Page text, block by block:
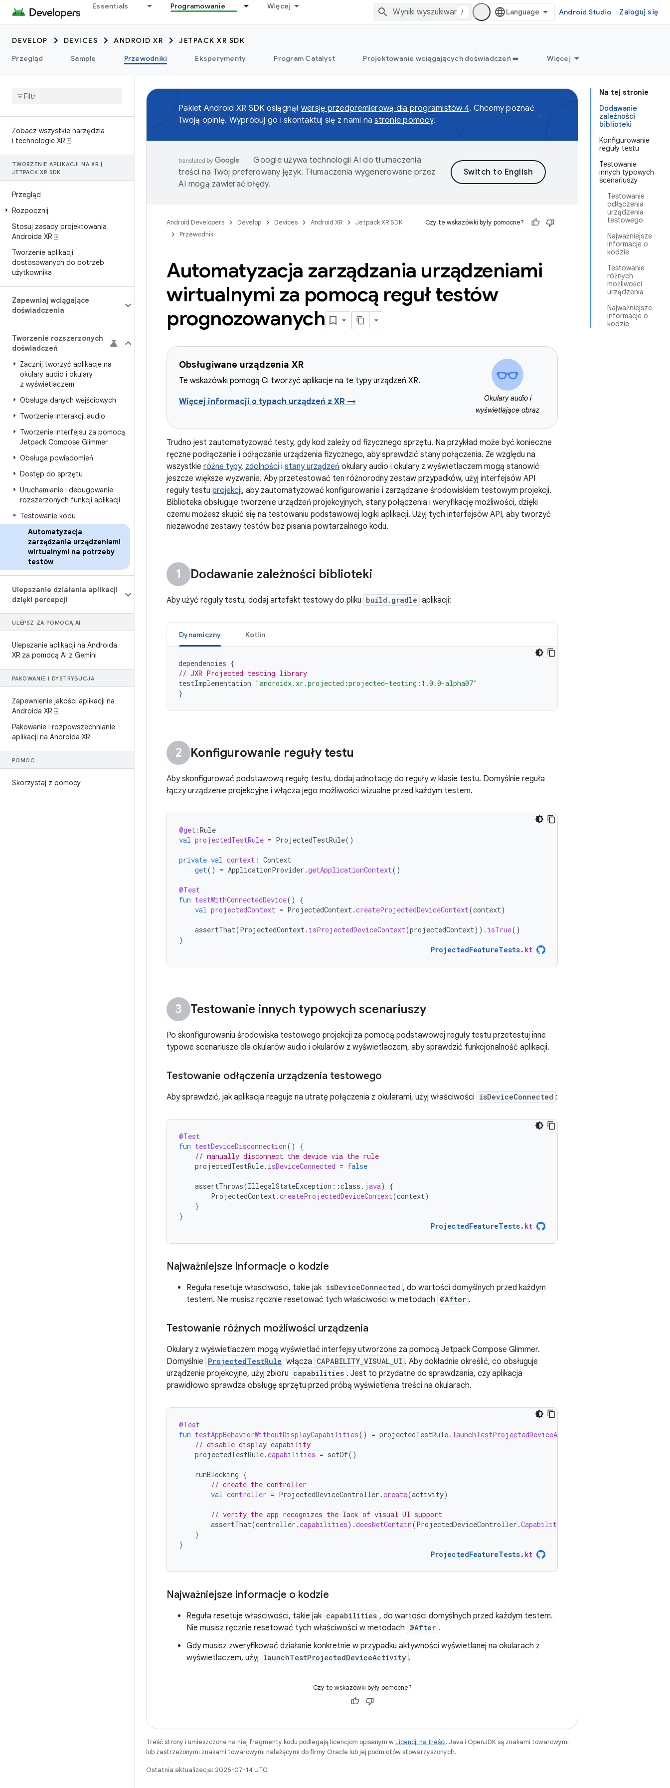
Essentials Programowanie Więcej
/ Android Studio Zaloguj się
DEVELOP DEVICES ANDROID XR
JETPACK XR SDK
Przegląd
Sample Przewodniki Eksperymenty Program Catalyst Projektowanie wciągających doświadczeń ➡️ Więcej
Zobacz wszystkie narzędzia
i technologie XR ⍐
TWORZENIE APLIKACJI NA XR
JETPACK XR SDK
Przegląd
Rozpocznij
Stosuj zasady projektowania
Androida XR ⍈
Tworzenie aplikacji
dostosowanych do potrzeb
użytkownika
Zapewniaj wciągające
doświadczenia
Tworzenie rozszerzonych
doświadczeń
Zacznij tworzyć aplikacje na
okulary audio i okulary
z wyświetlaczem
Obsługa danych wejściowych
Tworzenie interakcji audio
Tworzenie interfejsu za pomocą
Jetpack Compose Glimmer
Obsługa powiadomień
Dostęp do sprzętu
Uruchamianie i debugowanie
rozszerzonych funkcji aplikacji
Testowanie kodu
Automatyzacja
zarządzania urządzeniami
wirtualnymi na potrzeby
testów
Ulepszanie działania aplikacji
dzięki percepcji
ULEPSZ ZA POMOCĄ AI
Ulepszanie aplikacji na Androida
XR za pomocą AI z Gemini
PAKOWANIE I DYSTRYBUCJA
Zapewnienie jakości aplikacji na
Androida XR ⍈
Pakowanie i rozpowszechnianie
aplikacji na Androida XR
POMOC
Skorzystaj z pomocy
Na tej stronie
Dodawanie
zależności
biblioteki
Konfigurowanie
reguły testu
Testowanie
innych typowych
scenariuszy
Testowanie
odłączenia
urządzenia
testowego
Najważniejsze
informacje o
kodzie
Testowanie
różnych
możliwości
urządzenia
Najważniejsze
informacje o
kodzie
Pakiet Android XR SDK osiągnął wersję przedpremierową dla programistów 4. Chcemy poznać
Twoją opinię. Wypróbuj go i skontaktuj się z nami nastronie pomocy.
Google używa technologii AI do tłumaczenia
treści na Twój preferowany język. Tłumaczenia wygenerowane przez
AI mogą zawierać błędy.
Android Developers Develop Devices Android XR
Jetpack XR SDK
Przewodniki
Czy te wskazówki były pomocne?
Automatyzacja zarządzania urządzeniami
wirtualnymi za pomocą reguł testów
prognozowanych
Obsługiwane urządzenia XR
Te wskazówki pomogą Ci tworzyć aplikacje na te typy urządzeń XR.
Więcej informacji o typach urządzeń z XR →
Okulary audio i
wyświetlające obraz
Trudno jest zautomatyzować testy, gdy kod zależy od fizycznego sprzętu. Na przykład może być konieczne
ręczne podłączanie i odłączanie urządzenia fizycznego, aby sprawdzić stany połączenia. Ze względu na
wszystkie różne typy, zdolności i stany urządzeń okulary audio i okulary z wyświetlaczem mogą stanowić
jeszcze większe wyzwanie. Aby przetestować ten różnorodny zestaw przypadków, użyj interfejsów API
reguły testu projekcji, aby zautomatyzować konfigurowanie i zarządzanie środowiskiem testowym projekcji.
Biblioteka obsługuje tworzenie urządzeń projekcyjnych, stany połączenia i weryfikację możliwości, dzięki
czemu możesz skupić się na testowaniu podstawowej logiki aplikacji. Użyj tych interfejsów API, aby tworzyć
niezawodne zestawy testów bez pisania powtarzalnego kodu.
Dodawanie zależności biblioteki
Aby użyć reguły testu, dodaj artefakt testowy do pliku build.gradle aplikacji:
Dynamiczny Kotlin
dependencies {
// JXR Projected testing library
testImplementation "androidx.xr.projected:projected-testing:1.0.0-alpha07"
}
Konfigurowanie reguły testu
Aby skonfigurować podstawową regułę testu, dodaj adnotację do reguły w klasie testu. Domyślnie reguła
łączy urządzenie projekcyjne i włącza jego możliwości wizualne przed każdym testem.
@get :Rule
val projectedTestRule = ProjectedTestRule()
private val context : Context
get() = ApplicationProvider .getApplicationContext()
@Test
fun testWithConnectedDevice()
{
val projectedContext = ProjectedContext.createProjectedDeviceContext(context)
assertThat(ProjectedContext. isProjectedDeviceContext(projectedContext)). isTrue()
}
ProjectedFeatureTests. kt
Testowanie innych typowych scenariuszy
Po skonfigurowaniu środowiska testowego projekcji za pomocą podstawowej reguły testu przetestuj inne
typowe scenariusze dla okularów audio i okularów z wyświetlaczem, aby sprawdzić funkcjonalność aplikacji.
Testowanie odłączenia urządzenia testowego
Aby sprawdzić, jak aplikacja reaguje na utratę połączenia z okularami, użyj właściwości isDeviceConnected :
@Test
fun testDeviceDisconnection()
{
// manually disconnect the device via the rule
projectedTestRule. isDeviceConnected = false
assertThrows(IllegalStateException ::class . java)
{
ProjectedContext.createProjectedDeviceContext(context)
}
}
ProjectedFeatureTests. kt
Najważniejsze informacje o kodzie
Reguła resetuje właściwości, takie jak isDeviceConnected , do wartości domyślnych przed każdym
testem. Nie musisz ręcznie resetować tych właściwości w metodach @After .
Testowanie różnych możliwości urządzenia
Okulary z wyświetlaczem mogą wyświetlać interfejsy utworzone za pomocą Jetpack Compose Glimmer.
Domyślnie ProjectedTestRule włącza CAPABILITY_VISUAL_UI . Aby dokładnie określić, co obsługuje
urządzenie projekcyjne, użyj zbioru capabilities . Jest to przydatne do sprawdzania, czy aplikacja
prawidłowo sprawdza obsługę sprzętu przed próbą wyświetlenia treści na okularach.
@Test
fun testAppBehaviorWithoutDisplayCapabilities() = projectedTestRule. launchTestProjectedDeviceActivity
// disable display capability
projectedTestRule.capabilities = setOf()
runBlocking {
// create the controller
val controller = ProjectedDeviceController .create(activity)
// verify the app recognizes the lack of visual UI support
assertThat(controller .capabilities).doesNotContain(ProjectedDeviceController .Capability
}
}
ProjectedFeatureTests. kt
Najważniejsze informacje o kodzie
Reguła resetuje właściwości, takie jak capabilities , do wartości domyślnych przed każdym testem.
Nie musisz ręcznie resetować tych właściwości w metodach @After .
Gdy musisz zweryfikować działanie konkretnie w przypadku aktywności wyświetlanej na okularach z
wyświetlaczem, użyj launchTestProjectedDeviceActivity .
Czy te wskazówki były pomocne?
Treść strony i umieszczone na niej fragmenty kodu podlegają licencjom opisanym wLicencji na treści. Java i OpenJDK są znakami towarowymi
lub zastrzeżonymi znakami towarowymi należącymi do firmy Oracle lub jej podmiotów stowarzyszonych.
Ostatnia aktualizacja: 2026-07-14 UTC.